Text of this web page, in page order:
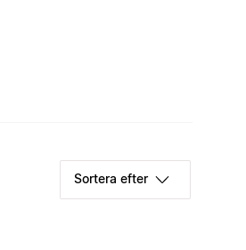
Sortera efter